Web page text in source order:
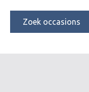
Zoek occasions